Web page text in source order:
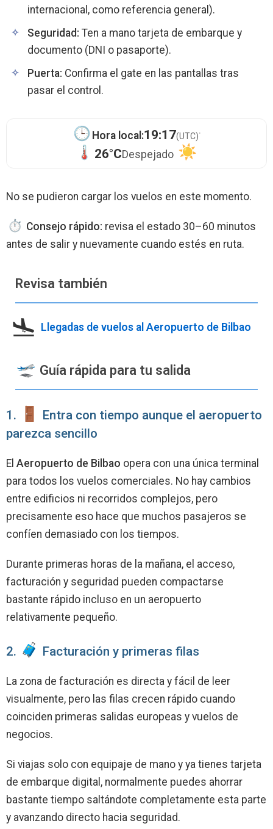
internacional, como referencia general).
Seguridad: Ten a mano tarjeta de embarque y
documento (DNI o pasaporte).
Puerta: Confirma el gate en las pantallas tras
pasar el control.
Hora local:19:17(UTC)·
26°CDespejado
No se pudieron cargar los vuelos en este momento.
Consejo rápido: revisa el estado 30–60 minutos
antes de salir y nuevamente cuando estés en ruta.
Revisa también
Llegadas de vuelos al Aeropuerto de Bilbao
Guía rápida para tu salida
1.
Entra con tiempo aunque el aeropuerto
parezca sencillo
El Aeropuerto de Bilbao opera con una única terminal
para todos los vuelos comerciales. No hay cambios
entre edificios ni recorridos complejos, pero
precisamente eso hace que muchos pasajeros se
confíen demasiado con los tiempos.
Durante primeras horas de la mañana, el acceso,
facturación y seguridad pueden compactarse
bastante rápido incluso en un aeropuerto
relativamente pequeño.
2. Facturación y primeras filas
La zona de facturación es directa y fácil de leer
visualmente, pero las filas crecen rápido cuando
coinciden primeras salidas europeas y vuelos de
negocios.
Si viajas solo con equipaje de mano y ya tienes tarjeta
de embarque digital, normalmente puedes ahorrar
bastante tiempo saltándote completamente esta parte
y avanzando directo hacia seguridad.